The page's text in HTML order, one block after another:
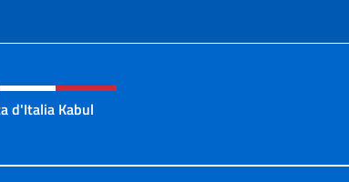
social e menù
d'Italia Kabul